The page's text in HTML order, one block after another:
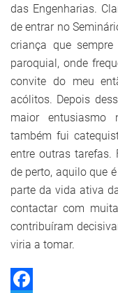
das Engenharias.
de entrar no
criança que
paroquial, onde
convite do meu
acólitos. Depois
maior entusiasmo
também fui
entre outras
de perto, aquilo que
parte da vida ativa
contactar com
contribuíram
viria a tomar.